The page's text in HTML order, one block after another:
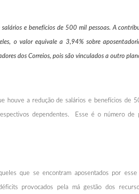
salários e benefícios de 500 mil pessoas. A
o valor equivale a 3,94% sobre
dos Correios, pois são vinculados a outro
houve a redução de salários e benefícios de
dependentes. Esse é o número
que se encontram aposentados por
provocados pela má gestão dos